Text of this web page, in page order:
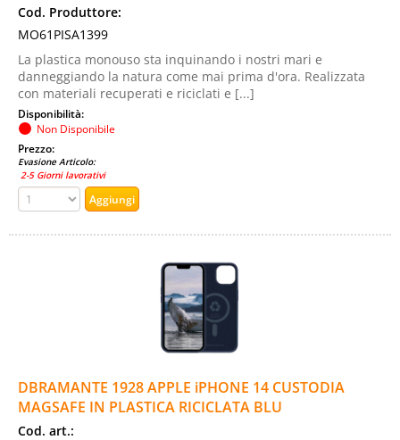
Cod. Produttore:
MO61PISA1399
La plastica monouso sta inquinando i nostri mari e
danneggiando la natura come mai prima d'ora. Realizzata
con materiali recuperati e riciclati e [...]
Disponibilità:
Non Disponibile
Prezzo:
Evasione Articolo:
2-5 Giorni lavorativi
DBRAMANTE 1928 APPLE iPHONE 14 CUSTODIA
MAGSAFE IN PLASTICA RICICLATA BLU
Cod. art.: